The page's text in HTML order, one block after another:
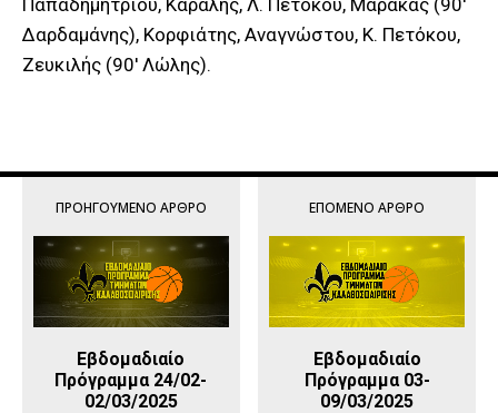
Παπαδημητρίου, Καραλής, Λ. Πετόκου, Μαράκας (90′
Δαρδαμάνης), Κορφιάτης, Αναγνώστου, Κ. Πετόκου,
Ζευκιλής (90′ Λώλης).
ΠΡΟΗΓΟΎΜΕΝΟ ΆΡΘΡΟ
Εβδομαδιαίο
Πρόγραμμα 24/02-
02/03/2025
ΕΠΌΜΕΝΟ ΆΡΘΡΟ
Εβδομαδιαίο
Πρόγραμμα 03-
09/03/2025